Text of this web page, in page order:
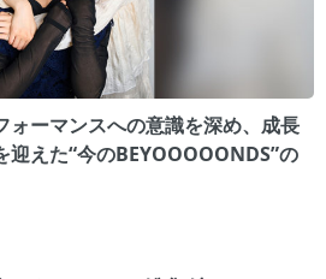
ォーマンスへの意識を深め、成長
えた“今のBEYOOOOONDS”の